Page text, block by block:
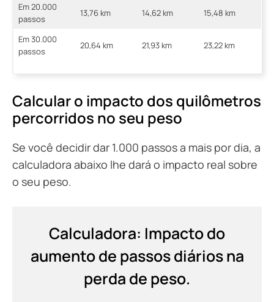
Em 20.000
passos
13,76 km 14,62 km 15,48 km
Em 30.000
passos
20,64 km 21,93 km 23,22 km
Calcular o impacto dos quilômetros
percorridos no seu peso
Se você decidir dar 1.000 passos a mais por dia, a
calculadora abaixo lhe dará o impacto real sobre
o seu peso.
Calculadora: Impacto do
aumento de passos diários na
perda de peso.